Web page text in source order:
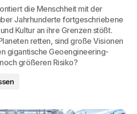
die Menschheit mit der
Jahrhunderte fortgeschriebene
Kultur an ihre Grenzen stößt.
retten, sind große Visionen
gigantische Geoengineering-
größeren Risiko?